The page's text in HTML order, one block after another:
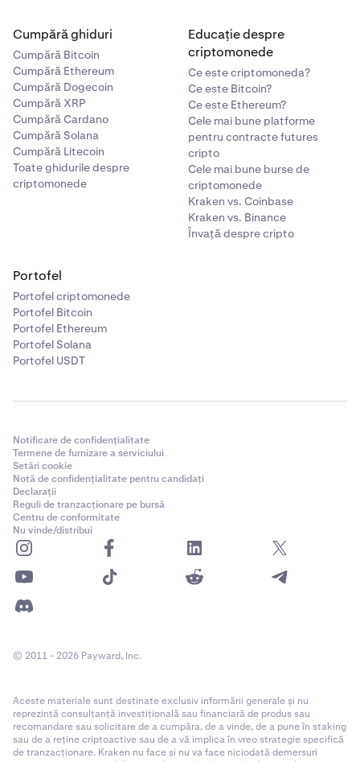
Cumpără ghiduri
Cumpără Bitcoin
Cumpără Ethereum
Cumpără Dogecoin
Cumpără XRP
Cumpără Cardano
Cumpără Solana
Cumpără Litecoin
Toate ghidurile despre
criptomonede
Educație despre
criptomonede
Ce este criptomoneda?
Ce este Bitcoin?
Ce este Ethereum?
Cele mai bune platforme
pentru contracte futures
cripto
Cele mai bune burse de
criptomonede
Kraken vs. Coinbase
Kraken vs. Binance
Învață despre cripto
Portofel
Portofel criptomonede
Portofel Bitcoin
Portofel Ethereum
Portofel Solana
Portofel USDT
Notificare de confidențialitate
Termene de furnizare a serviciului
Setări cookie
Notă de confidențialitate pentru candidați
Declarații
Reguli de tranzacționare pe bursă
Centru de conformitate
Nu vinde/distribui
© 2011 - 2026 Payward, Inc.
Aceste materiale sunt destinate exclusiv informării generale și nu
reprezintă consultanță investițională sau financiară de produs sau
recomandare sau solicitare de a cumpăra, de a vinde, de a pune în staking
sau de a reține criptoactive sau de a vă implica în vreo strategie specifică
de tranzacționare. Kraken nu face și nu va face niciodată demersuri